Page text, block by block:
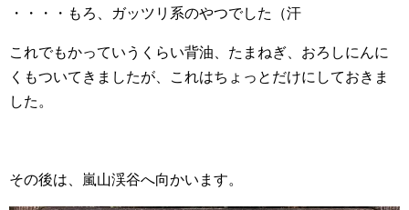
・・・・もろ、ガッツリ系のやつでした（汗
これでもかっていうくらい背油、たまねぎ、おろしにんに
くもついてきましたが、これはちょっとだけにしておきま
した。
その後は、嵐山渓谷へ向かいます。